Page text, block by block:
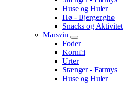
Huse og Huler
Hø - Bjergenghø
Snacks og Aktivitet
Marsvin
Foder
Kornfri
Urter
Stænger - Farmys
Huse og Huler